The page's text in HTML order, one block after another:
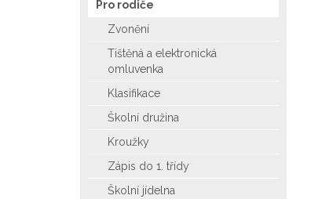
Pro rodiče
Zvonění
Tištěná a elektronická
omluvenka
Klasifikace
Školní družina
Kroužky
Zápis do 1. třídy
Školní jídelna